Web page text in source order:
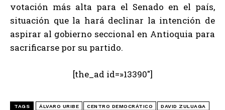
votación más alta para el Senado en el país,
situación que la hará declinar la intención de
aspirar al gobierno seccional en Antioquia para
sacrificarse por su partido.
[the_ad id=»13390″]
TAGS ÁLVARO URIBE CENTRO DEMOCRÁTICO DAVID ZULUAGA